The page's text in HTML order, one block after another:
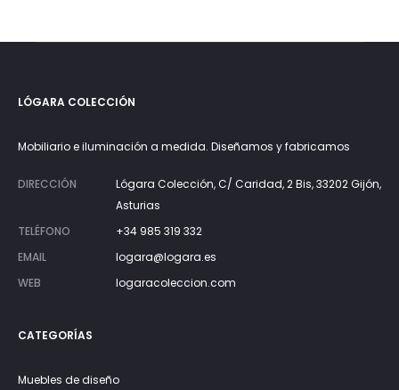
LÓGARA COLECCIÓN
Mobiliario e iluminación a medida. Diseñamos y fabricamos
DIRECCIÓN
Lógara Colección, C/ Caridad, 2 Bis, 33202 Gijón,
Asturias
TELÉFONO
+34 985 319 332
EMAIL
logara@logara.es
WEB
logaracoleccion.com
CATEGORÍAS
Muebles de diseño